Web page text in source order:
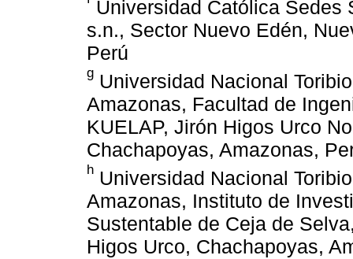
Universidad Católica Sedes
s.n., Sector Nuevo Edén,
Perú
g Universidad Nacional
Amazonas, Facultad de
KUELAP, Jirón Higos Urco
Chachapoyas, Amazonas,
h Universidad Nacional
Amazonas, Instituto de
Sustentable de Ceja de
Higos Urco, Chachapoyas,